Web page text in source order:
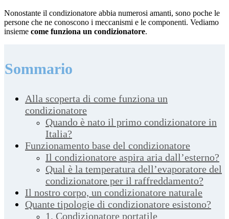
Nonostante il condizionatore abbia numerosi amanti, sono poche le
persone che ne conoscono i meccanismi e le componenti. Vediamo
insieme come funziona un condizionatore.
Sommario
Alla scoperta di come funziona un
condizionatore
Quando è nato il primo condizionatore in
Italia?
Funzionamento base del condizionatore
Il condizionatore aspira aria dall’esterno?
Qual è la temperatura dell’evaporatore del
condizionatore per il raffreddamento?
Il nostro corpo, un condizionatore naturale
Quante tipologie di condizionatore esistono?
1. Condizionatore portatile